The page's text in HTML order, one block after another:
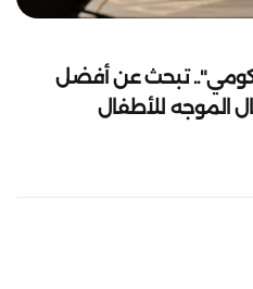
تبحث عن أفضل
الموجه للأطفال